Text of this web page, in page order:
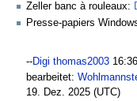
Zeller banc à rouleaux:
Presse-papiers
--Digi thomas2003
bearbeitet:
19. Dez. 2025 (UTC)